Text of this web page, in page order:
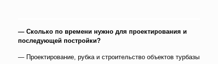
— Сколько по времени нужно для проектирования и
последующей постройки?
— Проектирование, рубка и строительство объектов турбазы